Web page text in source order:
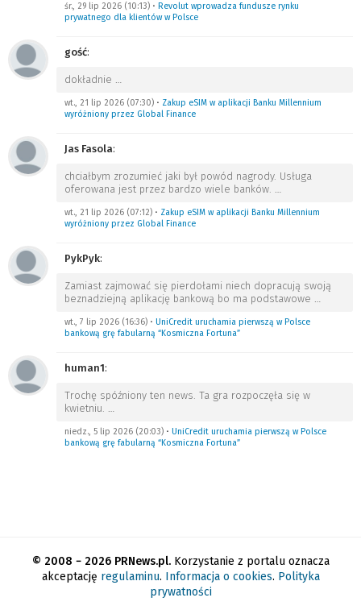
śr., 29 lip 2026 (10:13) • Revolut wprowadza fundusze rynku
prywatnego dla klientów w Polsce
gość:
dokładnie …
wt., 21 lip 2026 (07:30) • Zakup eSIM w aplikacji Banku Millennium
wyróżniony przez Global Finance
Jas Fasola:
chciałbym zrozumieć jaki był powód nagrody. Usługa
oferowana jest przez bardzo wiele banków. …
wt., 21 lip 2026 (07:12) • Zakup eSIM w aplikacji Banku Millennium
wyróżniony przez Global Finance
PykPyk:
Zamiast zajmować się pierdołami niech dopracują swoją
beznadziejną aplikację bankową bo ma podstawowe …
wt., 7 lip 2026 (16:36) • UniCredit uruchamia pierwszą w Polsce
bankową grę fabularną “Kosmiczna Fortuna”
human1:
Trochę spóźniony ten news. Ta gra rozpoczęła się w
kwietniu. …
niedz., 5 lip 2026 (20:03) • UniCredit uruchamia pierwszą w Polsce
bankową grę fabularną “Kosmiczna Fortuna”
© 2008 − 2026 PRNews.pl.Korzystanie z portalu oznacza
akceptację regulaminu. Informacja o cookies. Polityka
prywatności